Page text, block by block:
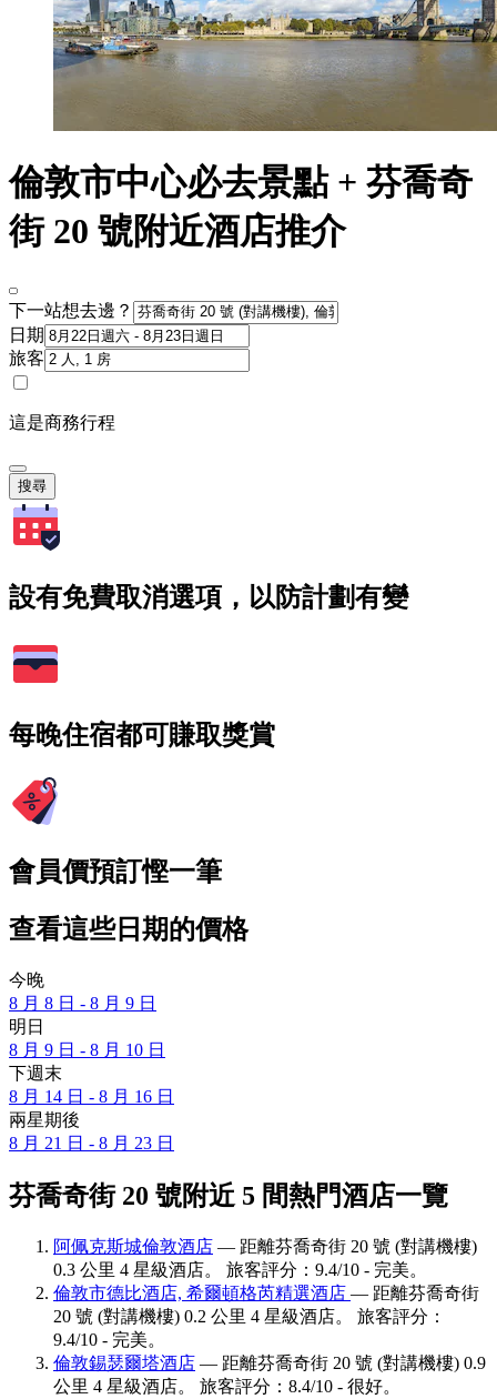
倫敦市中心必去景點 + 芬喬奇
街 20 號附近酒店推介
下一站想去邊？
日期
旅客
這是商務行程
搜尋
設有免費取消選項，以防計劃有變
每晚住宿都可賺取獎賞
會員價預訂慳一筆
查看這些日期的價格
今晚
8 月 8 日 - 8 月 9 日
明日
8 月 9 日 - 8 月 10 日
下週末
8 月 14 日 - 8 月 16 日
兩星期後
8 月 21 日 - 8 月 23 日
芬喬奇街 20 號附近 5 間熱門酒店一覽
阿佩克斯城倫敦酒店 — 距離芬喬奇街 20 號 (對講機樓)
0.3 公里 4 星級酒店。 旅客評分：9.4/10 - 完美。
倫敦市德比酒店, 希爾頓格芮精選酒店 — 距離芬喬奇街
20 號 (對講機樓) 0.2 公里 4 星級酒店。 旅客評分：
9.4/10 - 完美。
倫敦錫瑟爾塔酒店 — 距離芬喬奇街 20 號 (對講機樓) 0.9
公里 4 星級酒店。 旅客評分：8.4/10 - 很好。